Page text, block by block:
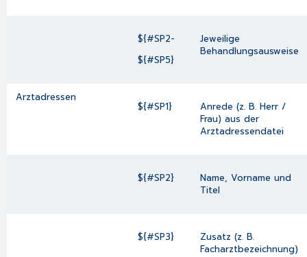
${#SP2-
${#SP5}
Jeweilige
Behandlungsausweise
Arztadressen
${#SP1}
Anrede (z. B. Herr /
Frau) aus der
Arztadressendatei
${#SP2}
Name, Vorname und
Titel
${#SP3}
Zusatz (z. B.
Facharztbezeichnung)